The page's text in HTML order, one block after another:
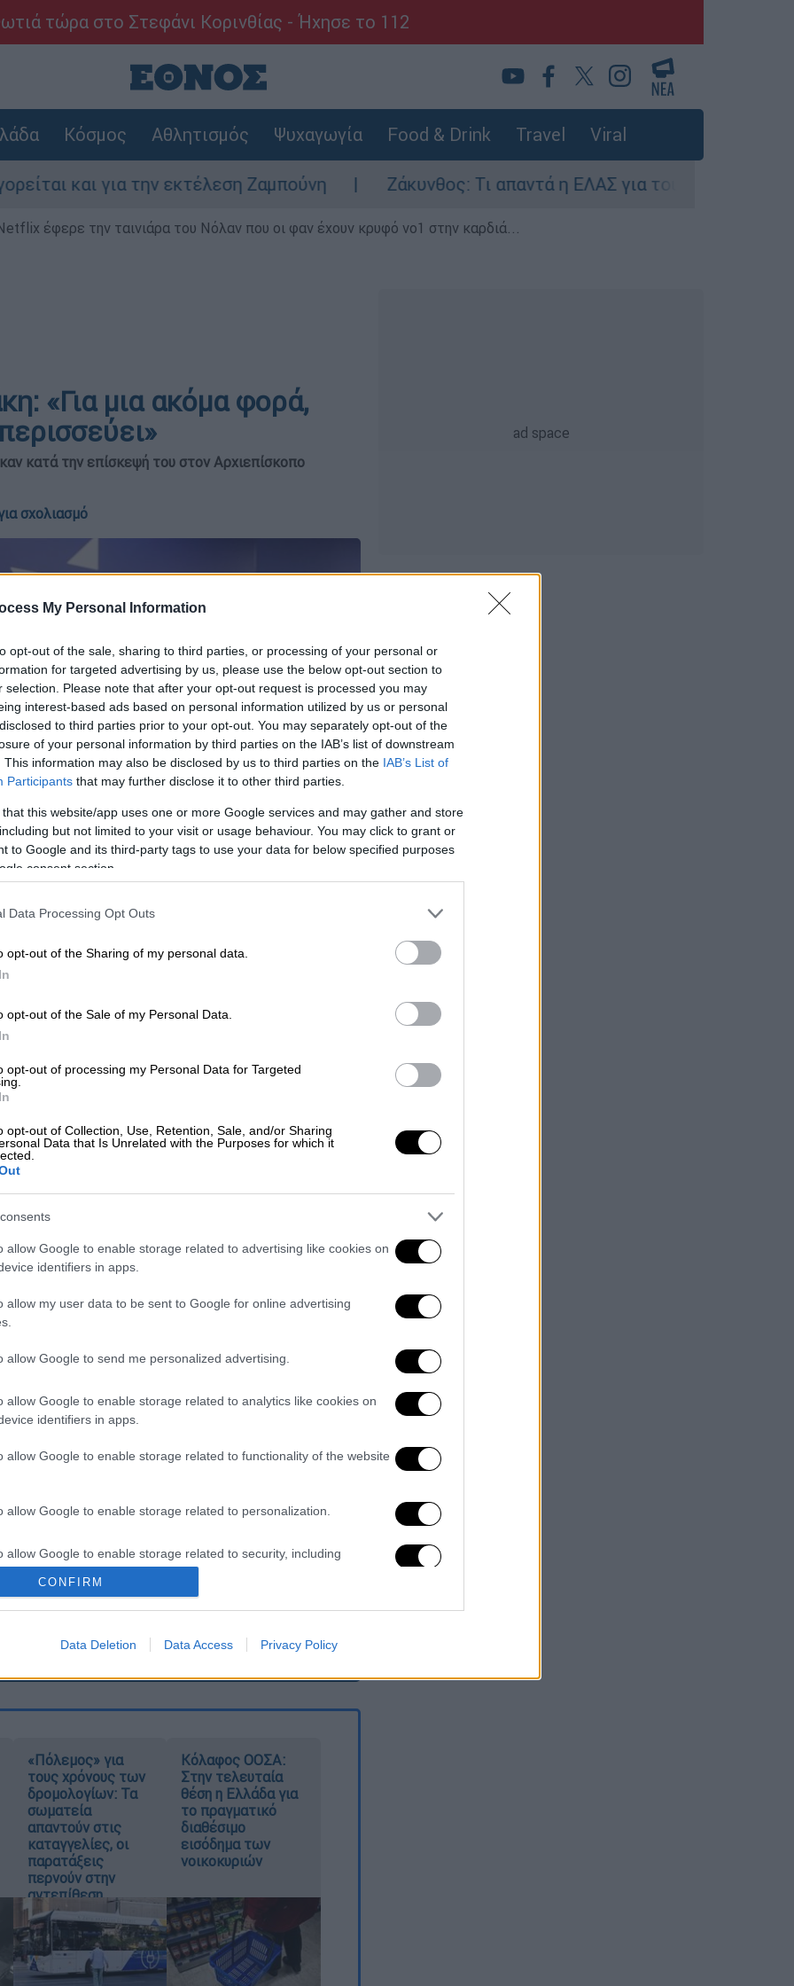
My Personal Information
opt-out of the sale, sharing to third parties, or processing of your personal or
for targeted advertising by us, please use the below opt-out section to
selection. Please note that after your opt-out request is processed you may
interest-based ads based on personal information utilized by us or personal
to third parties prior to your opt-out. You may separately opt-out of the
of your personal information by third parties on the IAB’s list of downstream
This information may also be disclosed by us to third parties on the IAB’s List of
Participants that may further disclose it to other third parties.
that this website/app uses one or more Google services and may gather and store
but not limited to your visit or usage behaviour. You may click to grant or
to Google and its third-party tags to use your data for below specified purposes
consent section.
Data Processing Opt Outs
opt-out of the Sharing of my personal data.
opt-out of the Sale of my Personal Data.
opt-out of processing my Personal Data for Targeted
opt-out of Collection, Use, Retention, Sale, and/or Sharing
Data that Is Unrelated with the Purposes for which it
allow Google to enable storage related to advertising like cookies on
identifiers in apps.
allow my user data to be sent to Google for online advertising
allow Google to send me personalized advertising.
allow Google to enable storage related to analytics like cookies on
identifiers in apps.
allow Google to enable storage related to functionality of the website
allow Google to enable storage related to personalization.
allow Google to enable storage related to security, including
functionality and fraud prevention, and other user protection.
CONFIRM
Data Deletion Data Access Privacy Policy
τώρα στο Στεφάνι Κορινθίας - Ήχησε το 112
Κόσμος Αθλητισμός Ψυχαγωγία Food & Drink Travel Viral
και για την εκτέλεση Ζαμπούνη Ζάκυνθος: Τι απαντά η ΕΛΑΣ για τους 8 βιασμούς
έφερε την ταινιάρα του Νόλαν που οι φαν έχουν κρυφό νο1 στην καρδιά...
«Για μια ακόμα φορά,
κατά την επίσκεψή του στον Αρχιεπίσκοπο
σχολιασμό
το ΕΘΝΟΣ στη Google
ο εκπρόσωπος τύπου της
ανάρτηση του προέδρου του
στον
ο κ.
να αναφέρεται στην πατρίδα, τη θρησκεία
πλαίσια της πολιτικής αντιπαράθεσης,
στους πολιτικούς του αντιπάλους να
και έναν διαχωρισμό Κράτους-
η υποκρισία περισσεύει!».
ΕΘΝΟΣ θα παρεμβαίνει και τα προσβλητικά σχόλια θα
καταχώρηση
«Πόλεμος» για
τους χρόνους των
δρομολογίων: Τα
σωματεία
απαντούν στις
καταγγελίες, οι
παρατάξεις
περνούν στην
αντεπίθεση
Κόλαφος ΟΟΣΑ:
Στην τελευταία
θέση η Ελλάδα για
το πραγματικό
διαθέσιμο
εισόδημα των
νοικοκυριών